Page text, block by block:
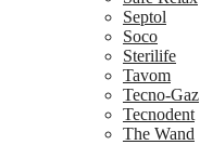
Septol
Soco
Sterilife
Tavom
Tecno-Gaz
Tecnodent
The Wand